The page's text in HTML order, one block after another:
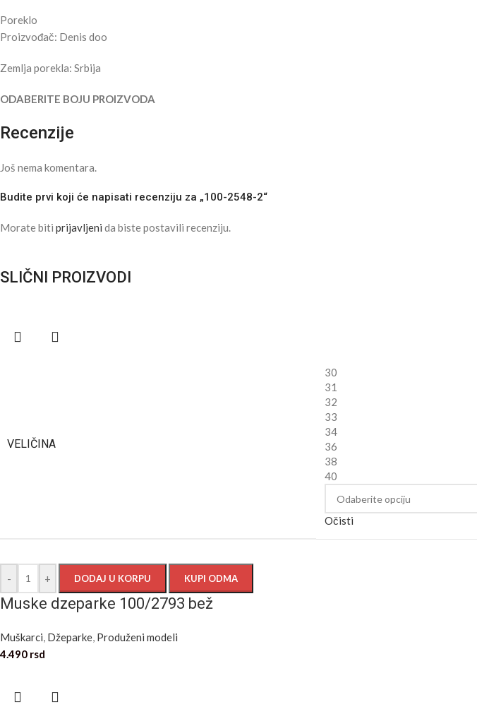
Poreklo
Proizvođač: Denis doo
Zemlja porekla: Srbija
ODABERITE BOJU PROIZVODA
Recenzije
Još nema komentara.
Budite prvi koji će napisati recenziju za „100-2548-2“
Morate biti prijavljeni da biste postavili recenziju.
SLIČNI PROIZVODI
VELIČINA
30
31
32
33
34
36
38
40
Očisti
- + DODAJ U KORPU KUPI ODMA
Muske dzeparke 100/2793 bež
Muškarci, Džeparke, Produženi modeli
4.490 rsd